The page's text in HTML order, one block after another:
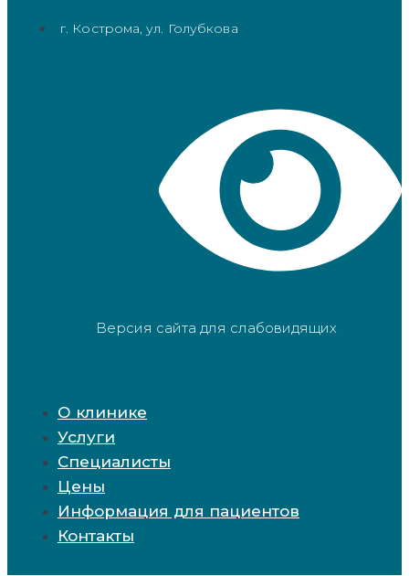
г. Кострома, ул. Голубкова
Версия сайта для слабовидящих
О клинике
Услуги
Специалисты
Цены
Информация для пациентов
Контакты